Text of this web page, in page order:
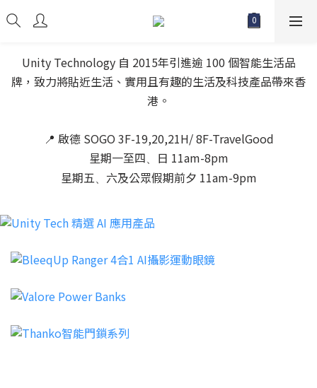
Unity Technology 自 2015年引進逾 100 個智能生活品
牌，致力將貼近生活、實用且有趣的生活及科技產品帶來香
港。
📍 啟德 SOGO 3F-19,20,21H/ 8F-TravelGood
星期一至四
日 11am-8pm
星期五
六及公眾假期前夕 11am-9pm